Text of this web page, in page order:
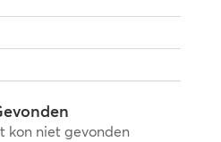
kon niet gevonden